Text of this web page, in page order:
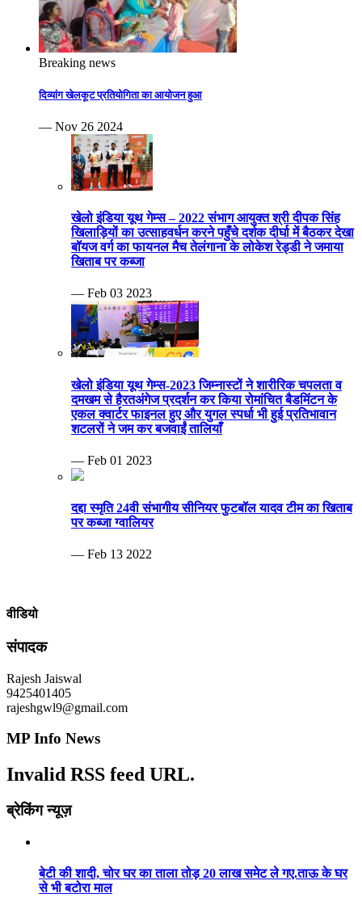
Breaking news
दिव्यांग खेलकूट प्रतियोगिता का आयोजन हुआ
— Nov 26 2024
खेलो इंडिया यूथ गेम्स – 2022 संभाग आयुक्त श्री दीपक सिंह
खिलाड़ियों का उत्साहवर्धन करने पहुँचे दर्शक दीर्घा में बैठकर देखा
बॉयज वर्ग का फायनल मैच तेलंगाना के लोकेश रेड्डी ने जमाया
खिताब पर कब्जा
— Feb 03 2023
खेलो इंडिया यूथ गेम्स-2023 जिम्नास्टों ने शारीरिक चपलता व
दमखम से हैरतअंगेज प्रदर्शन कर किया रोमांचित बैडमिंटन के
एकल क्वार्टर फाइनल हुए और युगल स्पर्धा भी हुई प्रतिभावान
शटलरों ने जम कर बजवाईं तालियाँ
— Feb 01 2023
दद्दा स्मृति 24वी संभागीय सीनियर फुटबॉल यादव टीम का खिताब
पर कब्जा ग्वालियर
— Feb 13 2022
वीडियो
संपादक
Rajesh Jaiswal
9425401405
rajeshgwl9@gmail.com
MP Info News
Invalid RSS feed URL.
ब्रेकिंग न्यूज़
बेटी की शादी, चोर घर का ताला तोड़ 20 लाख समेट ले गए.ताऊ के घर
से भी बटोरा माल